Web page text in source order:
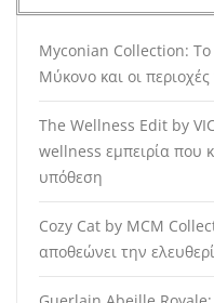
Myconian Collection:
Μύκονο και οι
The Wellness Edit by
wellness εμπειρία που
υπόθεση
Cozy Cat by MCM
αποθεώνει την